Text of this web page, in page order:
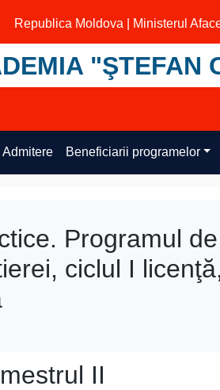
Republica Moldova | Ministerul
"ŞTEFAN
Admitere Beneficiarii programelor
Programul
ciclul I
II